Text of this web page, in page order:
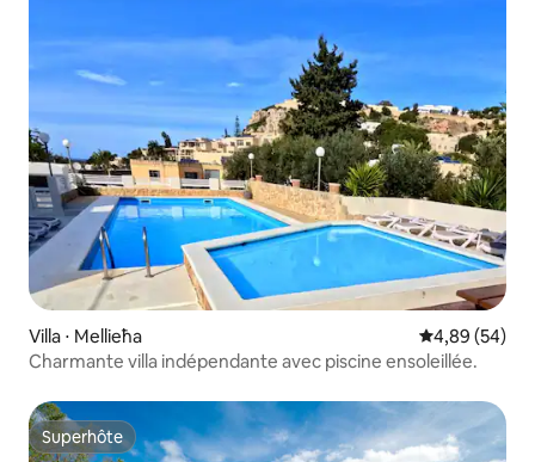
Villa ⋅ Mellieħa Évaluation
4,89 (54)
Charmante villa indépendante avec piscine ensoleillée.
Superhôte
Superhôte